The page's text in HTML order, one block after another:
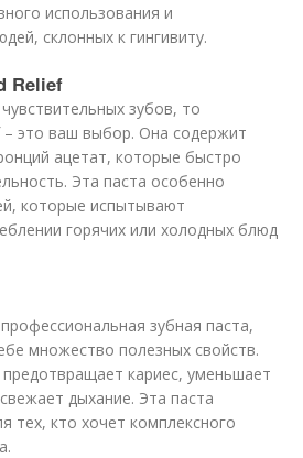
использования и
склонных к гингивиту.
Relief
зубов, то
– это ваш выбор. Она содержит
ацетат, которые быстро
Эта паста особенно
которые испытывают
горячих или холодных блюд
зубная паста,
множество полезных свойств.
кариес, уменьшает
дыхание. Эта паста
тех, кто хочет комплексного